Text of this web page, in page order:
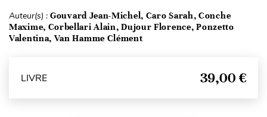
Auteur(s) : Gouvard Jean-Michel, Caro Sarah, Conche
Maxime, Corbellari Alain, Dujour Florence, Ponzetto
Valentina, Van Hamme Clément
LIVRE 39,00 €